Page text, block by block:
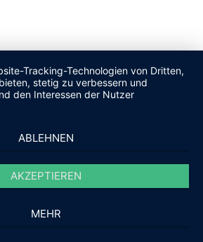
Tracking-Technologien von Dritten,
stetig zu verbessern und
den Interessen der Nutzer
ABLEHNEN
AKZEPTIEREN
MEHR